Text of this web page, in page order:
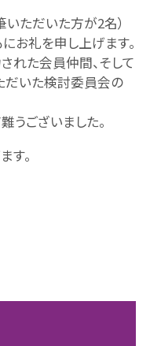
ただいた方が2名）
お礼を申し上げます。
れた会員仲間、そして
だいた検討委員会の
うございました。
す。